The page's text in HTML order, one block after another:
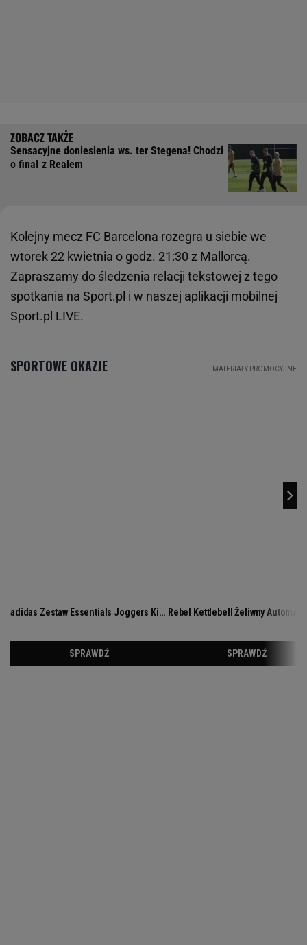
Sensacyjne doniesienia ws. ter Stegena! Chodzi
o finał z Realem
Kolejny mecz FC Barcelona rozegra u siebie we
wtorek 22 kwietnia o godz. 21:30 z Mallorcą.
Zapraszamy do śledzenia relacji tekstowej z tego
spotkania na Sport.pl i w naszej aplikacji mobilnej
Sport.pl LIVE.